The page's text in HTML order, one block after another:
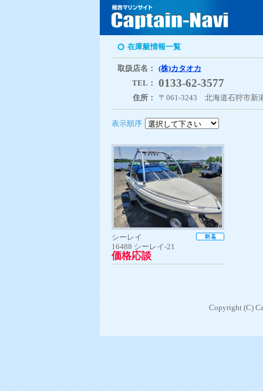
在庫艇情報一覧
取扱店名：
(株)カタオカ
TEL：
0133-62-3577
住所： 〒061-3243 北海道石狩市新
表示順序
シーレイ
16488 シーレイ-21
価格応談
Copyright (C)